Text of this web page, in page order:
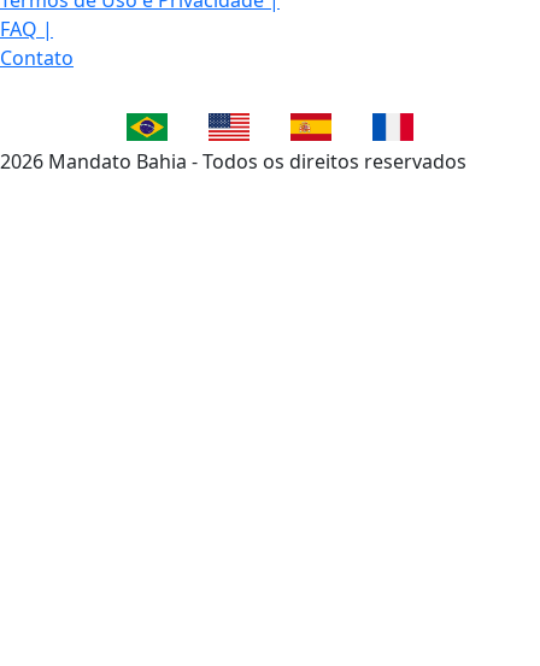
FAQ |
Contato
2026 Mandato Bahia - Todos os direitos reservados